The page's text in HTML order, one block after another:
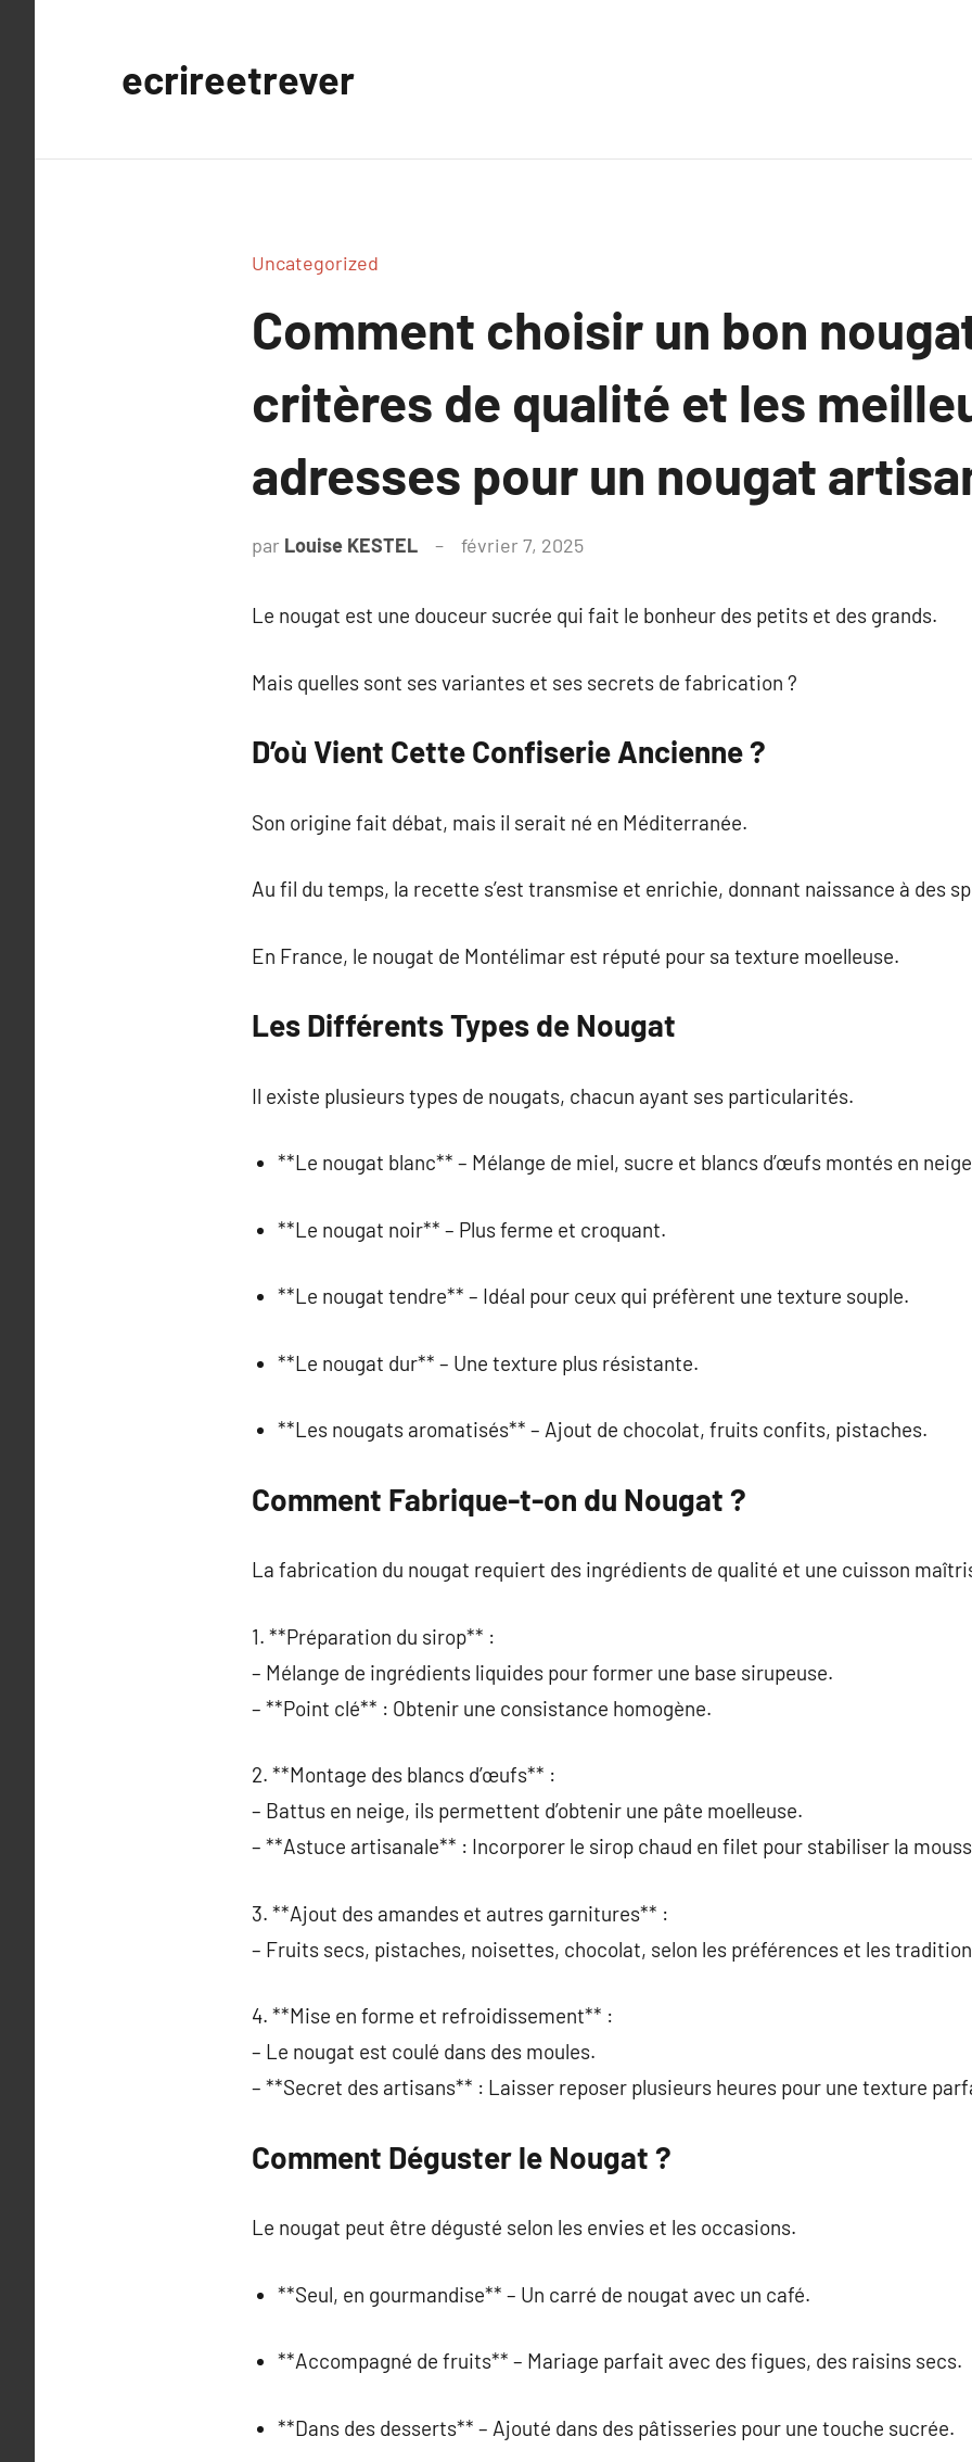
ecrireetrever
Uncategorized
Comment choisir un bon
critères de qualité et les
adresses pour un nougat
par Louise KESTEL février 7, 2025
Le nougat est une douceur sucrée qui fait le bonheur des petits et des grands.
Mais quelles sont ses variantes et ses secrets de fabrication ?
D’où Vient Cette Confiserie Ancienne ?
Son origine fait débat, mais il serait né en Méditerranée.
Au fil du temps, la recette s’est transmise et enrichie, donnant naissance à des
En France, le nougat de Montélimar est réputé pour sa texture moelleuse.
Les Différents Types de Nougat
Il existe plusieurs types de nougats, chacun ayant ses particularités.
**Le nougat blanc** – Mélange de miel, sucre et blancs d’œufs montés en
**Le nougat noir** – Plus ferme et croquant.
**Le nougat tendre** – Idéal pour ceux qui préfèrent une texture souple.
**Le nougat dur** – Une texture plus résistante.
**Les nougats aromatisés** – Ajout de chocolat, fruits confits, pistaches.
Comment Fabrique-t-on du Nougat ?
La fabrication du nougat requiert des ingrédients de qualité et une cuisson
1. **Préparation du sirop** :
– Mélange de ingrédients liquides pour former une base sirupeuse.
– **Point clé** : Obtenir une consistance homogène.
2. **Montage des blancs d’œufs** :
– Battus en neige, ils permettent d’obtenir une pâte moelleuse.
– **Astuce artisanale** : Incorporer le sirop chaud en filet pour stabiliser la
3. **Ajout des amandes et autres garnitures** :
– Fruits secs, pistaches, noisettes, chocolat, selon les préférences et les
4. **Mise en forme et refroidissement** :
– Le nougat est coulé dans des moules.
– **Secret des artisans** : Laisser reposer plusieurs heures pour une texture
Comment Déguster le Nougat ?
Le nougat peut être dégusté selon les envies et les occasions.
**Seul, en gourmandise** – Un carré de nougat avec un café.
**Accompagné de fruits** – Mariage parfait avec des figues, des raisins secs.
**Dans des desserts** – Ajouté dans des pâtisseries pour une touche sucrée.